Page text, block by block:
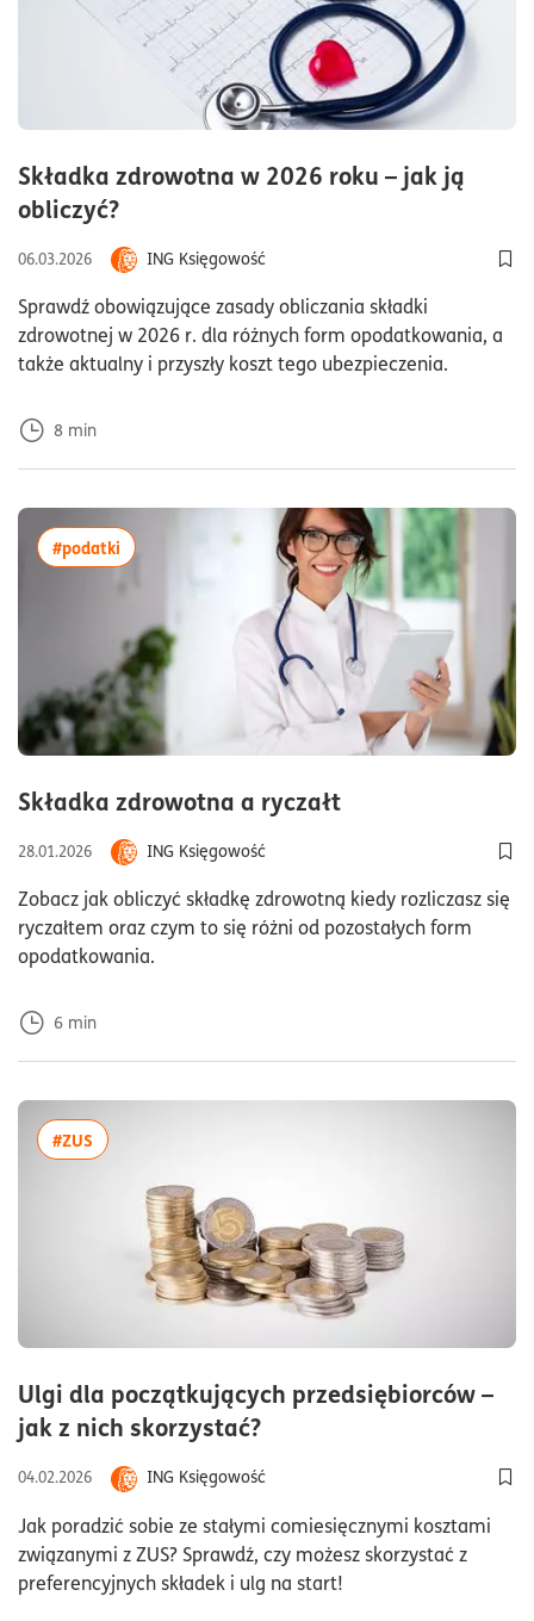
Składka zdrowotna w 2026 roku – jak ją
obliczyć?czas czytania8minuty
06.03.2026
ING Księgowość
Sprawdź obowiązujące zasady obliczania składki
zdrowotnej w 2026 r. dla różnych form opodatkowania, a
także aktualny i przyszły koszt tego ubezpieczenia.
8 min
Składka zdrowotna a ryczałtczas
28.01.2026
ING Księgowość
Zobacz jak obliczyć składkę zdrowotną kiedy rozliczasz się
ryczałtem oraz czym to się różni od pozostałych form
opodatkowania.
6 min
#podatki więcej artykułów z tagiem:#podatki
Ulgi dla początkujących przedsiębiorców –
jak z nich skorzystać?czas czytania10minuty
04.02.2026
ING Księgowość
Jak poradzić sobie ze stałymi comiesięcznymi kosztami
związanymi z ZUS? Sprawdź, czy możesz skorzystać z
preferencyjnych składek i ulg na start!
#ZUS więcej artykułów z tagiem:#ZUS